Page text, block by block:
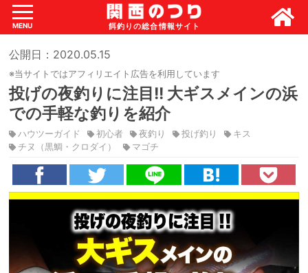
MENU
公開日：2020.05.15
※当サイトではアフィリエイト広告を利用しています
投げの夜釣りに注目!! 大ギスメインの浜
での手軽な釣りを紹介
ハウツーガイド 初心者 夜釣り 投げ釣り
キス
チヌ（黒鯛・クロダイ）
マゴチ